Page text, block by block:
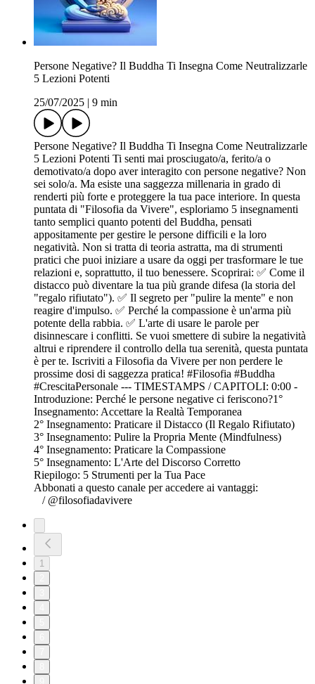
Persone Negative? Il Buddha Ti Insegna Come Neutralizzarle
5 Lezioni Potenti
25/07/2025
9 min
Persone Negative? Il Buddha Ti Insegna Come Neutralizzarle
5 Lezioni Potenti Ti senti mai prosciugato/a, ferito/a o
demotivato/a dopo aver interagito con persone negative? Non
sei solo/a. Ma esiste una saggezza millenaria in grado di
renderti più forte e proteggere la tua pace interiore. In questa
puntata di "Filosofia da Vivere", esploriamo 5 insegnamenti
tanto semplici quanto potenti del Buddha, pensati
appositamente per gestire le persone difficili e la loro
negatività. Non si tratta di teoria astratta, ma di strumenti
pratici che puoi iniziare a usare da oggi per trasformare le tue
relazioni e, soprattutto, il tuo benessere. Scoprirai: ✅ Come il
distacco può diventare la tua più grande difesa (la storia del
"regalo rifiutato"). ✅ Il segreto per "pulire la mente" e non
reagire d'impulso. ✅ Perché la compassione è un'arma più
potente della rabbia. ✅ L'arte di usare le parole per
disinnescare i conflitti. Se vuoi smettere di subire la negatività
altrui e riprendere il controllo della tua serenità, questa puntata
è per te. Iscriviti a Filosofia da Vivere per non perdere le
prossime dosi di saggezza pratica! #Filosofia #Buddha
#CrescitaPersonale --- TIMESTAMPS / CAPITOLI: 0:00 -
Introduzione: Perché le persone negative ci feriscono?1°
Insegnamento: Accettare la Realtà Temporanea
2° Insegnamento: Praticare il Distacco (Il Regalo Rifiutato)
3° Insegnamento: Pulire la Propria Mente (Mindfulness)
4° Insegnamento: Praticare la Compassione
5° Insegnamento: L'Arte del Discorso Corretto
Riepilogo: 5 Strumenti per la Tua Pace
Abbonati a questo canale per accedere ai vantaggi:
/ @filosofiadavivere
1